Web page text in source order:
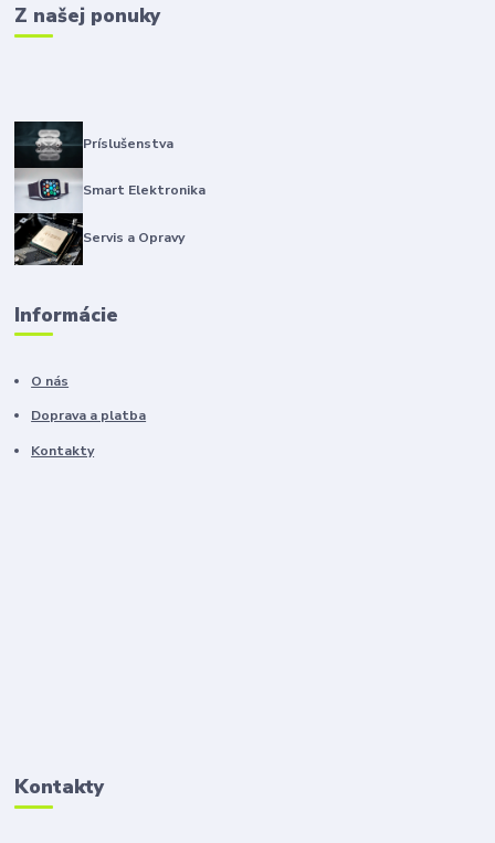
Z našej ponuky
Príslušenstva
Smart Elektronika
Servis a Opravy
Informácie
O nás
Doprava a platba
Kontakty
Kontakty